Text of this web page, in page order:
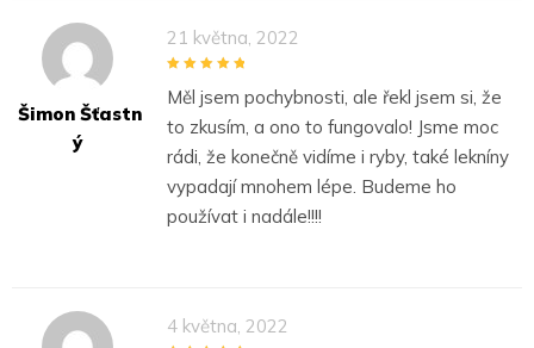
Šimon Šťastn
Ý
21 května, 2022
Měl jsem pochybnosti, ale řekl jsem si, že
to zkusím, a ono to fungovalo! Jsme moc
rádi, že konečně vidíme i ryby, také lekníny
vypadají mnohem lépe. Budeme ho
používat i nadále!!!!
4 května, 2022